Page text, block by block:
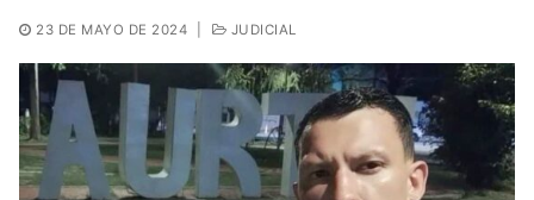
23 DE MAYO DE 2024 JUDICIAL